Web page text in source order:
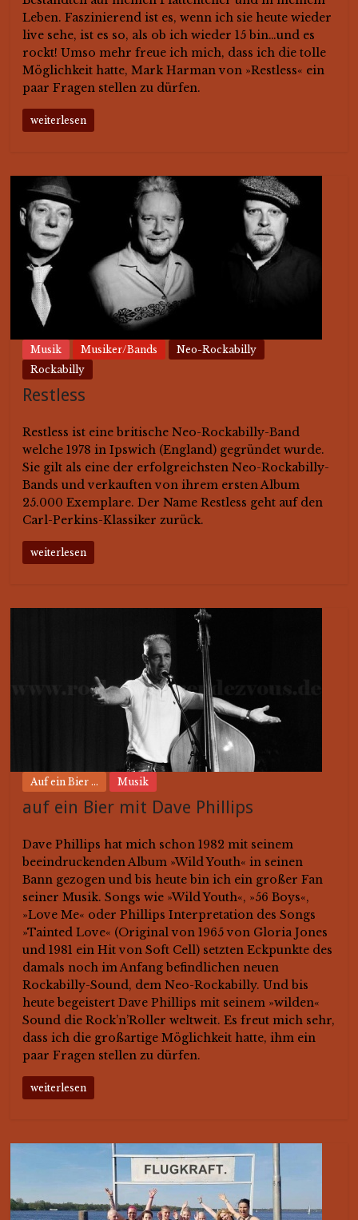
Leben. Faszinierend ist es, wenn ich sie heute wieder
live sehe, ist es so, als ob ich wieder 15 bin…und es
rockt! Umso mehr freue ich mich, dass ich die tolle
Möglichkeit hatte, Mark Harman von »Restless« ein
paar Fragen stellen zu dürfen.
weiterlesen
Musik Musiker/Bands
Neo-Rockabilly
Rockabilly
Restless
Restless ist eine britische Neo-Rockabilly-Band
welche 1978 in Ipswich (England) gegründet wurde.
Sie gilt als eine der erfolgreichsten Neo-Rockabilly-
Bands und verkauften von ihrem ersten Album
25.000 Exemplare. Der Name Restless geht auf den
Carl-Perkins-Klassiker zurück.
weiterlesen
Auf ein Bier ... Musik
auf ein Bier mit Dave Phillips
Dave Phillips hat mich schon 1982 mit seinem
beeindruckenden Album »Wild Youth« in seinen
Bann gezogen und bis heute bin ich ein großer Fan
seiner Musik. Songs wie »Wild Youth«, »56 Boys«,
»Love Me« oder Phillips Interpretation des Songs
»Tainted Love« (Original von 1965 von Gloria Jones
und 1981 ein Hit von Soft Cell) setzten Eckpunkte des
damals noch im Anfang befindlichen neuen
Rockabilly-Sound, dem Neo-Rockabilly. Und bis
heute begeistert Dave Phillips mit seinem »wilden«
Sound die Rock’n’Roller weltweit. Es freut mich sehr,
dass ich die großartige Möglichkeit hatte, ihm ein
paar Fragen stellen zu dürfen.
weiterlesen